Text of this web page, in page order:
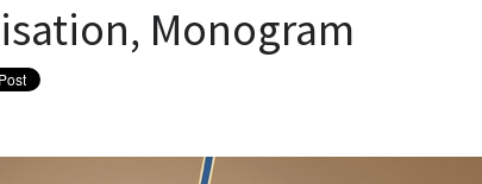
Monogram